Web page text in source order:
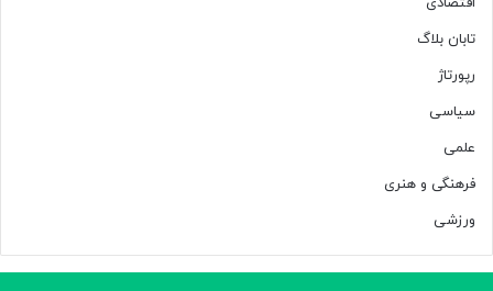
تابان بلاگ
رپورتاژ
سیاسی
علمی
فرهنگی و هنری
ورزشی